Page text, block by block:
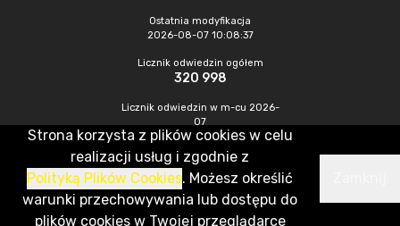
Ostatnia modyfikacja
2026-08-07 10:08:37
Licznik odwiedzin ogółem
320 998
Licznik odwiedzin w m-cu 2026-
07
1 057
CMS & Hosting: Nefeni Sp. z o.o.
Strona korzysta z plików cookies w celu
realizacji usług i zgodnie z
Polityką Plików Cookies. Możesz określić
warunki przechowywania lub dostępu do
plików cookies w Twojej przeglądarce